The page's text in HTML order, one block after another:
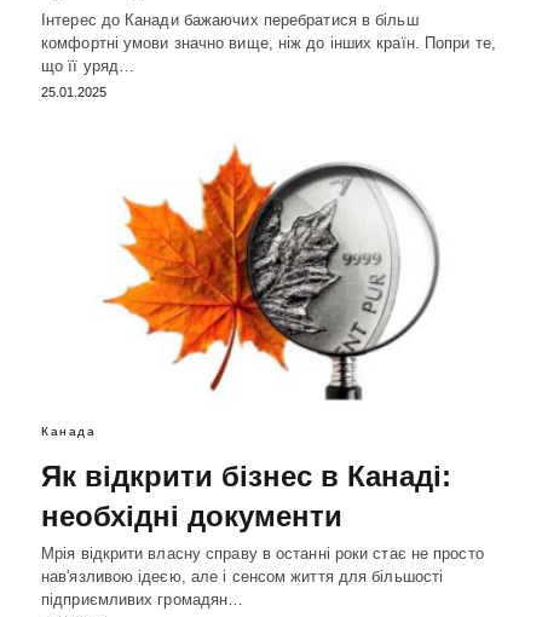
Інтерес до Канади бажаючих перебратися в більш
комфортні умови значно вище, ніж до інших країн. Попри те,
що її уряд…
25.01.2025
Канада
Як відкрити бізнес в Канаді:
необхідні документи
Мрія відкрити власну справу в останні роки стає не просто
нав'язливою ідеєю, але і сенсом життя для більшості
підприємливих громадян…